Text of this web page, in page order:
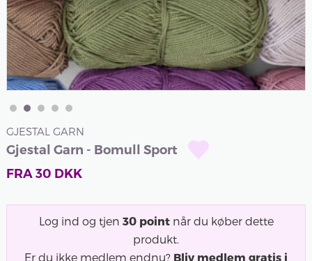
GJESTAL GARN
Gjestal Garn - Bomull Sport
FRA30 DKK
Log ind og tjen 30 pointnår du køber dette
produkt.
Er du ikke medlem endnu? Bliv medlem gratis i